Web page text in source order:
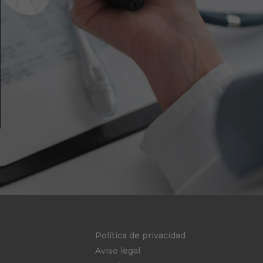
Política de privacidad
Aviso legal